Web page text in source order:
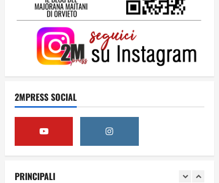
2MPRESS SOCIAL
PRINCIPALI
4
16 Luglio 2026
5
15 Luglio 2026
A Sergio, dal ragazzo furbo